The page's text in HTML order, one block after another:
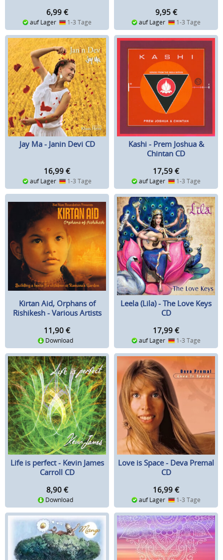
6,99 €
auf Lager 1-3 Tage
9,95 €
auf Lager 1-3 Tage
Jay Ma - Janin Devi CD
16,99 €
auf Lager 1-3 Tage
Kashi - Prem Joshua &
Chintan CD
17,59 €
auf Lager 1-3 Tage
Kirtan Aid, Orphans of
Rishikesh - Various Artists
11,90 €
Download
Leela (Lila) - The Love Keys
CD
17,99 €
auf Lager 1-3 Tage
Life is perfect - Kevin James
Carroll CD
8,90 €
Download
Love is Space - Deva Premal
CD
16,99 €
auf Lager 1-3 Tage